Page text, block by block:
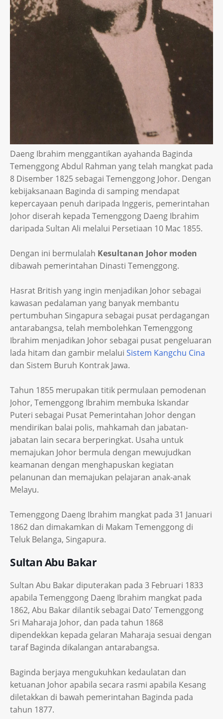
Daeng Ibrahim menggantikan ayahanda Baginda
Temenggong Abdul Rahman yang telah mangkat pada
8 Disember 1825 sebagai Temenggong Johor. Dengan
kebijaksanaan Baginda di samping mendapat
kepercayaan penuh daripada Inggeris, pemerintahan
Johor diserah kepada Temenggong Daeng Ibrahim
daripada Sultan Ali melalui Persetiaan 10 Mac 1855.
Dengan ini bermulalah Kesultanan Johor moden
dibawah pemerintahan Dinasti Temenggong.
Hasrat British yang ingin menjadikan Johor sebagai
kawasan pedalaman yang banyak membantu
pertumbuhan Singapura sebagai pusat perdagangan
antarabangsa, telah membolehkan Temenggong
Ibrahim menjadikan Johor sebagai pusat pengeluaran
lada hitam dan gambir melalui Sistem Kangchu Cina
dan Sistem Buruh Kontrak Jawa.
Tahun 1855 merupakan titik permulaan pemodenan
Johor, Temenggong Ibrahim membuka Iskandar
Puteri sebagai Pusat Pemerintahan Johor dengan
mendirikan balai polis, mahkamah dan jabatan-
jabatan lain secara berperingkat. Usaha untuk
memajukan Johor bermula dengan mewujudkan
keamanan dengan menghapuskan kegiatan
pelanunan dan memajukan pelajaran anak-anak
Melayu.
Temenggong Daeng Ibrahim mangkat pada 31 Januari
1862 dan dimakamkan di Makam Temenggong di
Teluk Belanga, Singapura.
Sultan Abu Bakar
Sultan Abu Bakar diputerakan pada 3 Februari 1833
apabila Temenggong Daeng Ibrahim mangkat pada
1862, Abu Bakar dilantik sebagai Dato’ Temenggong
Sri Maharaja Johor, dan pada tahun 1868
dipendekkan kepada gelaran Maharaja sesuai dengan
taraf Baginda dikalangan antarabangsa.
Baginda berjaya mengukuhkan kedaulatan dan
ketuanan Johor apabila secara rasmi apabila Kesang
diletakkan di bawah pemerintahan Baginda pada
tahun 1877.